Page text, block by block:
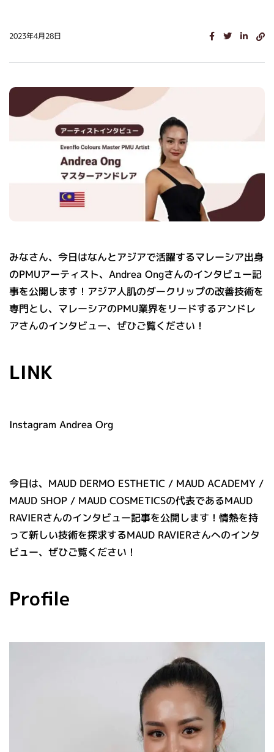
2023年4月28日
みなさん、今日はなんとアジアで活躍するマレーシア出身
のPMUアーティスト、Andrea Ongさんのインタビュー記
事を公開します！アジア人肌のダークリップの改善技術を
専門とし、マレーシアのPMU業界をリードするアンドレ
アさんのインタビュー、ぜひご覧ください！
LINK
Instagram Andrea Org
今日は、MAUD DERMO ESTHETIC / MAUD ACADEMY /
MAUD SHOP / MAUD COSMETICSの代表であるMAUD
RAVIERさんのインタビュー記事を公開します！情熱を持
って新しい技術を探求するMAUD RAVIERさんへのインタ
ビュー、ぜひご覧ください！
Profile